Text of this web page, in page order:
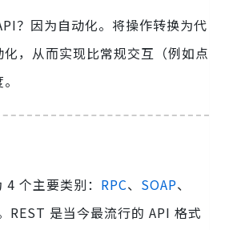
？因为自动化。将操作转换为代
，从而实现比常规交互（例如点
个主要类别： RPC、 SOAP、
REST 是当今最流行的 API 格式